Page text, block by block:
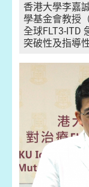
香港大學李嘉
學基金會教授
全球FLT3-ITD
突破性及指導